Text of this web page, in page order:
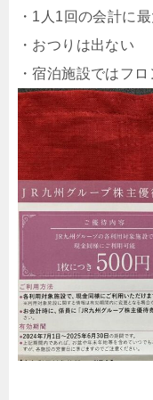
・1人1回の会計に
・おつりは出ない
・宿泊施設ではフ